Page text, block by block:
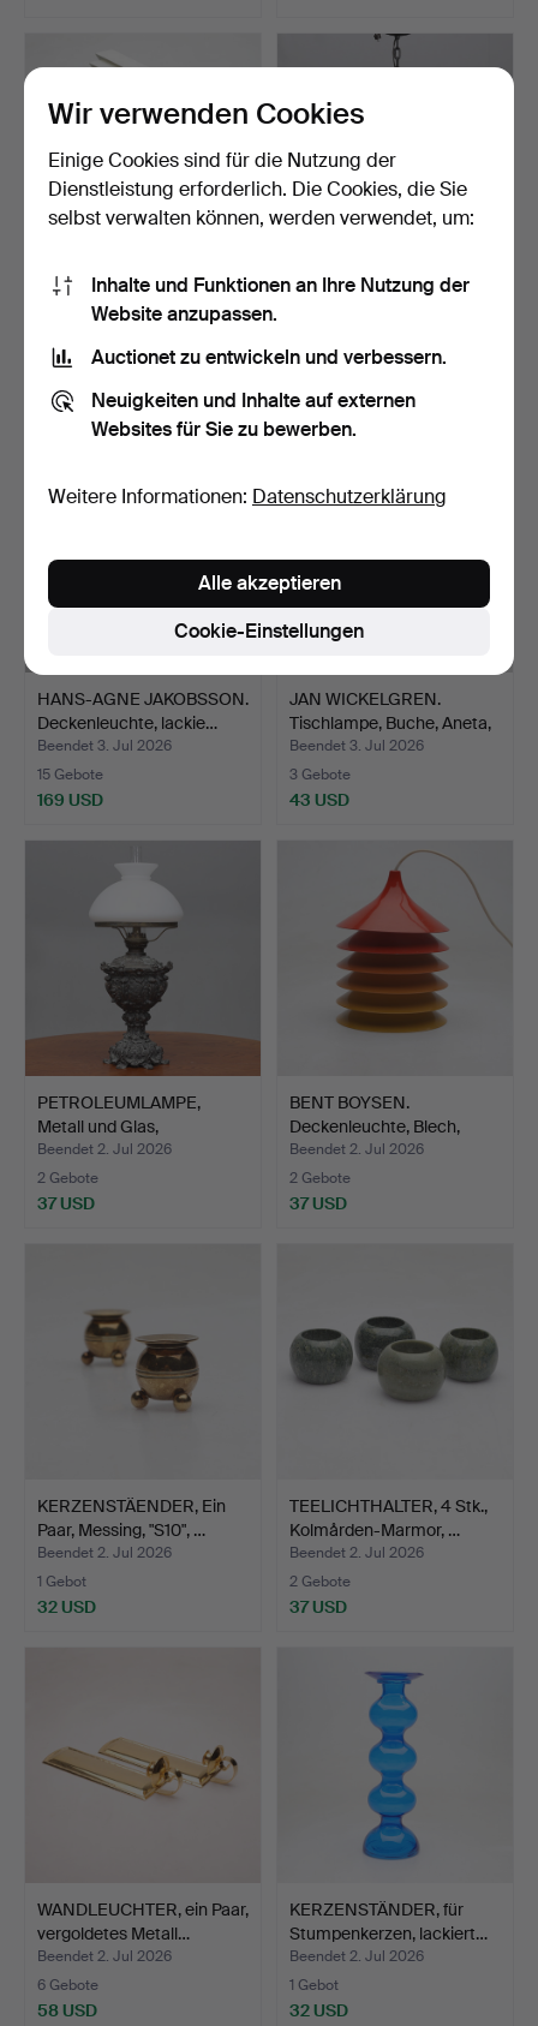
WANDLEUCHTE, weiß
lackiertes Metall und Me…
16 Gebote
141 USD
KRONLEUCHTER,
37 USD
HANS-AGNE JAKOBSSON.
Deckenleuchte, lackie…
Beendet 3. Jul 2026
15 Gebote
169 USD
JAN WICKELGREN.
Tischlampe, Buche, Aneta,
…
Beendet 3. Jul 2026
3 Gebote
43 USD
PETROLEUMLAMPE,
Metall und Glas,
Rokokosti…
Beendet 2. Jul 2026
2 Gebote
37 USD
BENT BOYSEN.
Deckenleuchte, Blech,
"Duett"…
Beendet 2. Jul 2026
2 Gebote
37 USD
KERZENSTÄENDER, Ein
Paar, Messing, "S10", …
Beendet 2. Jul 2026
1 Gebot
32 USD
TEELICHTHALTER, 4 Stk.,
Kolmården-Marmor, …
Beendet 2. Jul 2026
2 Gebote
37 USD
WANDLEUCHTER, ein Paar,
vergoldetes Metall…
Beendet 2. Jul 2026
6 Gebote
58 USD
KERZENSTÄNDER, für
Stumpenkerzen, lackiert…
Beendet 2. Jul 2026
1 Gebot
32 USD
Wir verwenden Cookies
Einige Cookies sind für die Nutzung der
Dienstleistung erforderlich. Die Cookies, die Sie
selbst verwalten können, werden verwendet, um:
Inhalte und Funktionen an Ihre Nutzung der
Website anzupassen.
Auctionet zu entwickeln und verbessern.
Neuigkeiten und Inhalte auf externen
Websites für Sie zu bewerben.
Weitere Informationen: Datenschutzerklärung
Cookie-Einstellungen
Alle akzeptieren